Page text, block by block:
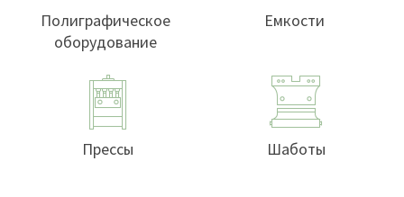
Полиграфическое
оборудование
Емкости
Прессы Шаботы